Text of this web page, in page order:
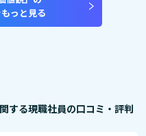
っと見る
する現職社員の口コミ・評判